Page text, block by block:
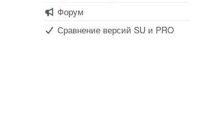
Форум
Сравнение версий SU и PRO